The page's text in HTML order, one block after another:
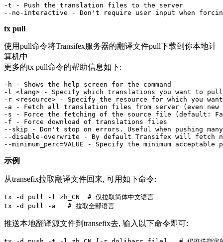
-t - Push the translation files to the server
--no-interactive - Don't require user input when
tx pull
使用pull命令将Transifex服务器的翻译文件pull下载到你本地计
算机中
更多的tx pull命令的帮助信息如下:
-h - Shows the help screen for the command
-l <lang> - Specify which translations you want to
-r <resource> - Specify the resource for which you
-a - Fetch all translation files from server (even new
-s - Force the fetching of the source file (default:
-f - Force download of translations files
--skip - Don't stop on errors. Useful when pushing
--disable-overwrite - By default Transifex will fetch
--minimum_perc=VALUE - Specify the minimum
示例
从transefix拉取翻译文件回来, 可用如下命令:
tx -d pull -l zh_CN # 仅拉取简体中文语言
tx -d pull -a # 拉取全部语言
推送本地翻译源文件到transefix去, 输入以下命令即可: